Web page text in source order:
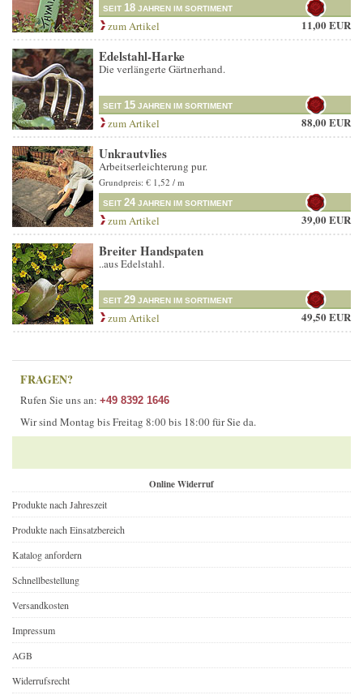
SEIT 18 JAHREN IM SORTIMENT
zum Artikel 11,00 EUR
Edelstahl-Harke
Die verlängerte Gärtnerhand.
SEIT 15 JAHREN IM SORTIMENT
zum Artikel 88,00 EUR
Unkrautvlies
Arbeitserleichterung pur.
Grundpreis: € 1,52 / m
SEIT 24 JAHREN IM SORTIMENT
zum Artikel 39,00 EUR
Breiter Handspaten
..aus Edelstahl.
SEIT 29 JAHREN IM SORTIMENT
zum Artikel 49,50 EUR
FRAGEN?
Rufen Sie uns an: +49 8392 1646
Wir sind Montag bis Freitag 8:00 bis 18:00 für Sie da.
Online Widerruf
Produkte nach Jahreszeit
Produkte nach Einsatzbereich
Katalog anfordern
Schnellbestellung
Versandkosten
Impressum
AGB
Widerrufsrecht